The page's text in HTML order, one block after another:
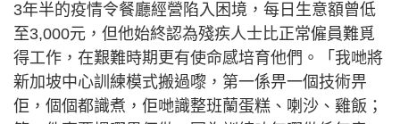
3年半的疫情令餐廳經營陷入困境，每日生意額曾低
至3,000元，但他始終認為殘疾人士比正常僱員難覓
得工作，在艱難時期更有使命感培育他們。「我哋將
新加坡中心訓練模式搬過嚟，第一係畀一個技術畀
佢，個個都識煮，佢哋識整班蘭蛋糕、喇沙、雞飯；